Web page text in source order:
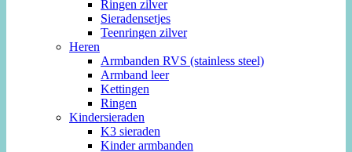
Ringen zilver
Sieradensetjes
Teenringen zilver
Heren
Armbanden RVS (stainless steel)
Armband leer
Kettingen
Ringen
Kindersieraden
K3 sieraden
Kinder armbanden